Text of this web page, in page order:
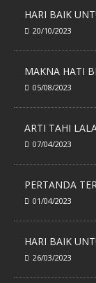
HARI BAIK
20/10/2023
MAKNA HATI
05/08/2023
ARTI TAHI
07/04/2023
PERTANDA
01/04/2023
HARI BAIK
26/03/2023